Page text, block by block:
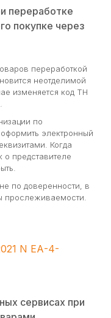
переработке
покупке через
переработкой
неотделимой
изменяется код ТН
по
электронный
Когда
о представителе
по доверенности, в
прослеживаемости.
N ЕА-4-
сервисах при